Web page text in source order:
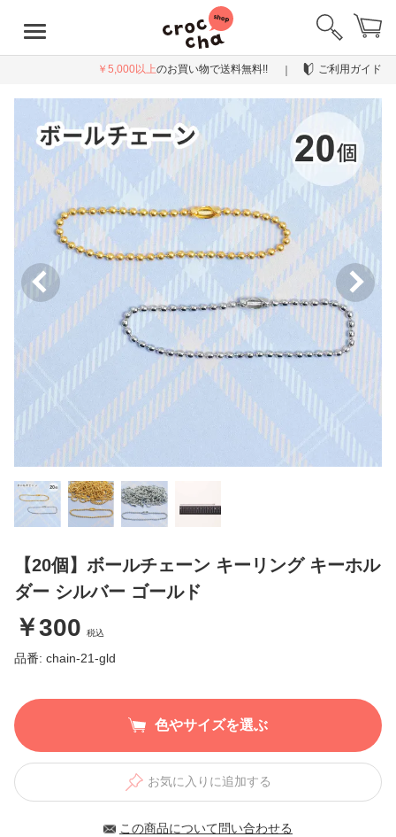
￥5,000以上のお買い物で送料無料!! ご利用ガイド
【20個】ボールチェーン キーリング キーホル
ダー シルバー ゴールド
￥300 税込
品番: chain-21-gld
色やサイズを選ぶ
お気に入りに追加する
この商品について問い合わせる